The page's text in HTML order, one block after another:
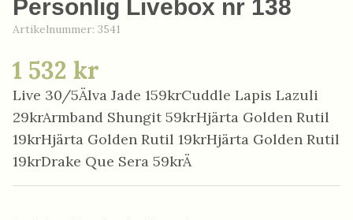
Personlig Livebox nr 138
Artikelnummer: 3541
1 532 kr
Live 30/5Älva Jade 159krCuddle Lapis Lazuli
29krArmband Shungit 59krHjärta Golden Rutil
19krHjärta Golden Rutil 19krHjärta Golden Rutil
19krDrake Que Sera 59krÄ